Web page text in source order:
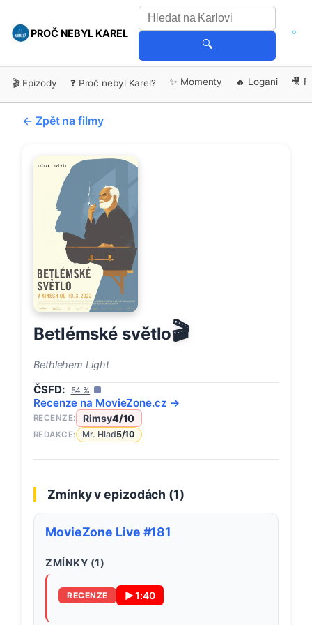
PROČ NEBYL KAREL
🔍
🎬 Epizody ❓ Proč nebyl Karel? ✨ Momenty 🔥 Logani 🎥
← Zpět na filmy
Betlémské světlo🎬
Bethlehem Light
ČSFD: 54 %
Recenze na MovieZone.cz →
RECENZE: Rimsy4/10
REDAKCE: Mr. Hlad5/10
Zmínky v epizodách (1)
MovieZone Live #181
ZMÍNKY (1)
RECENZE ▶1:40